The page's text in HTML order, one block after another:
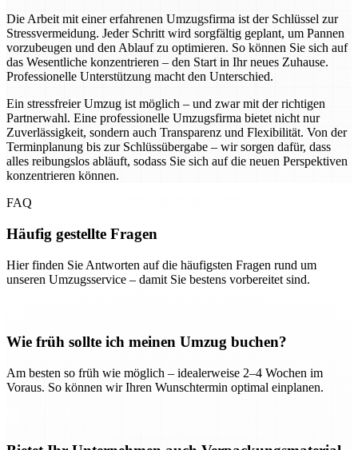
Die Arbeit mit einer erfahrenen Umzugsfirma ist der Schlüssel zur
Stressvermeidung. Jeder Schritt wird sorgfältig geplant, um Pannen
vorzubeugen und den Ablauf zu optimieren. So können Sie sich auf
das Wesentliche konzentrieren – den Start in Ihr neues Zuhause.
Professionelle Unterstützung macht den Unterschied.
Ein stressfreier Umzug ist möglich – und zwar mit der richtigen
Partnerwahl. Eine professionelle Umzugsfirma bietet nicht nur
Zuverlässigkeit, sondern auch Transparenz und Flexibilität. Von der
Terminplanung bis zur Schlüssübergabe – wir sorgen dafür, dass
alles reibungslos abläuft, sodass Sie sich auf die neuen Perspektiven
konzentrieren können.
FAQ
Häufig gestellte Fragen
Hier finden Sie Antworten auf die häufigsten Fragen rund um
unseren Umzugsservice – damit Sie bestens vorbereitet sind.
Wie früh sollte ich meinen Umzug buchen?
Am besten so früh wie möglich – idealerweise 2–4 Wochen im
Voraus. So können wir Ihren Wunschtermin optimal einplanen.